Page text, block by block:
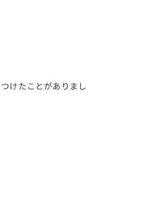
けたことがありまし